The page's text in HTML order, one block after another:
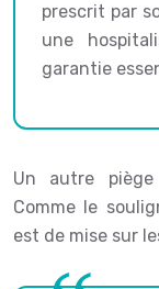
prescrit par
une
garantie
Un autre
Comme le
est de mise sur